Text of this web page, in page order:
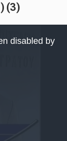
(3)
disabled by